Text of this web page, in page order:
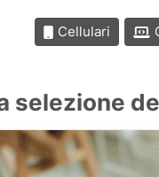
Cellulari
selezione